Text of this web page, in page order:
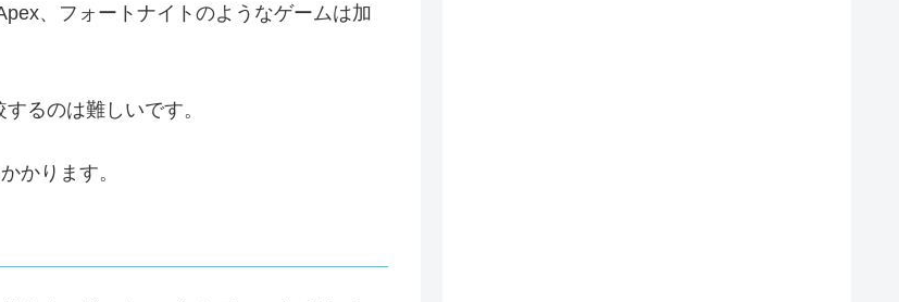
、フォートナイトのようなゲームは加
るのは難しいです。
かります。